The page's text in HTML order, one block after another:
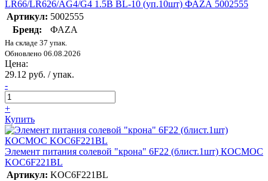
LR66/LR626/AG4/G4 1.5В BL-10 (уп.10шт) ФАZА 5002555
Артикул: 5002555
Бренд:
ФАZА
На складе 37 упак.
Обновлено 06.08.2026
Цена:
29.12 руб. / упак.
-
+
Купить
Элемент питания солевой "крона" 6F22 (блист.1шт) КОСМОС
KOC6F221BL
Артикул: KOC6F221BL